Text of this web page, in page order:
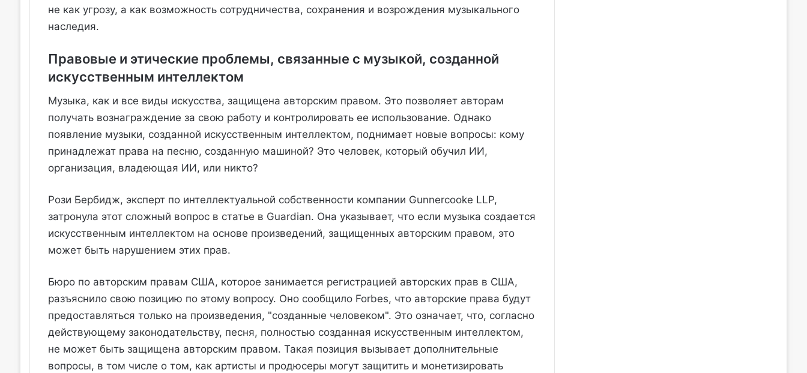
не как угрозу, а как возможность сотрудничества, сохранения и возрождения музыкального
наследия.
Правовые и этические проблемы, связанные с музыкой, созданной
искусственным интеллектом
Музыка, как и все виды искусства, защищена авторским правом. Это позволяет авторам
получать вознаграждение за свою работу и контролировать ее использование. Однако
появление музыки, созданной искусственным интеллектом, поднимает новые вопросы: кому
принадлежат права на песню, созданную машиной? Это человек, который обучил ИИ,
организация, владеющая ИИ, или никто?
Рози Бербидж, эксперт по интеллектуальной собственности компании Gunnercooke LLP,
затронула этот сложный вопрос в статье в Guardian. Она указывает, что если музыка создается
искусственным интеллектом на основе произведений, защищенных авторским правом, это
может быть нарушением этих прав.
Бюро по авторским правам США, которое занимается регистрацией авторских прав в США,
разъяснило свою позицию по этому вопросу. Оно сообщило Forbes, что авторские права будут
предоставляться только на произведения, "созданные человеком". Это означает, что, согласно
действующему законодательству, песня, полностью созданная искусственным интеллектом,
не может быть защищена авторским правом. Такая позиция вызывает дополнительные
вопросы, в том числе о том, как артисты и продюсеры могут защитить и монетизировать